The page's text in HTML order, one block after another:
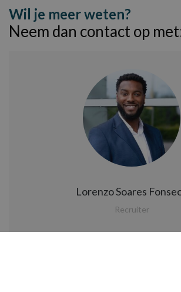
Distech, Honeywell, Priva, BacNet,
gebouwbeheer en regeltechniek.
Bedrijfsprofiel
Deze organisatie richt zich op slimme en
oplossingen voor gebouwen. Het team
vakmensen met passie voor gebouwbeheer
regeltechniek. De sfeer is open, kennis
Salaris tussen € 4.000,- en € 5.000,-
Wil je meer weten?
Neem dan contact op
Lorenzo Soares
Recruiter